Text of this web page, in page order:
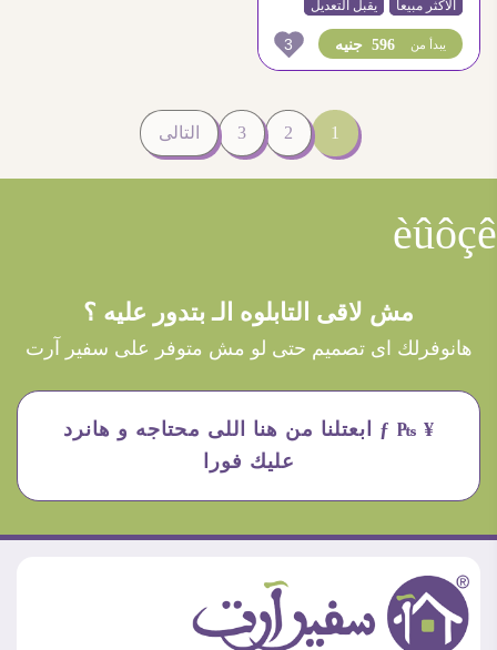
الاكثر مبيعاً يقبل التعديل
596 جنيه يبدأ من 3
1
2
3 التالى
èûôçê
مش لاقى التابلوه الـ بتدور عليه ؟
هانوفرلك اى تصميم حتى لو مش متوفر على سفير آرت
¥ ₧ ƒ ابعتلنا من هنا اللى محتاجه و هانرد
عليك فورا